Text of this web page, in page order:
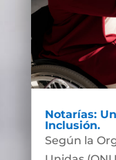
Notarías:
Inclusión.
Según la